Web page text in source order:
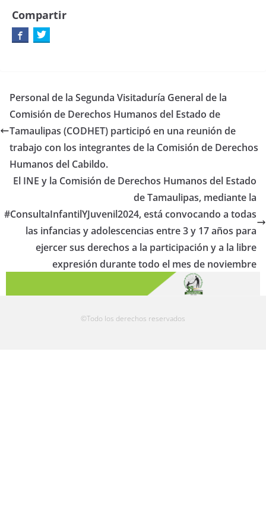
Compartir
Personal de la Segunda Visitaduría General de la
Comisión de Derechos Humanos del Estado de
Tamaulipas (CODHET) participó en una reunión de
trabajo con los integrantes de la Comisión de Derechos
Humanos del Cabildo.
El INE y la Comisión de Derechos Humanos del Estado
de Tamaulipas, mediante la
#ConsultaInfantilYJuvenil2024, está convocando a todas
las infancias y adolescencias entre 3 y 17 años para
ejercer sus derechos a la participación y a la libre
expresión durante todo el mes de noviembre
©Todo los derechos reservados